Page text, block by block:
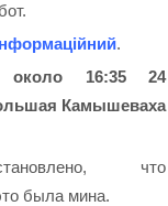
.
около 16:35 24
Камышеваха
что
была мина.